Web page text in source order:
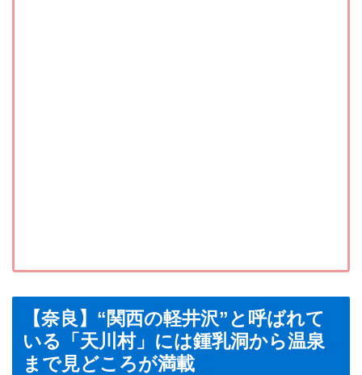
【奈良】“関西の軽井沢”と呼ばれて
いる「天川村」には鍾乳洞から温泉
まで見どころが満載